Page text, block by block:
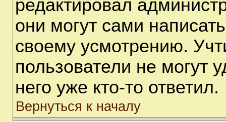
редактировал
они могут сами
своему усмотрению.
пользователи не могут
него уже кто-то ответил.
Вернуться к началу